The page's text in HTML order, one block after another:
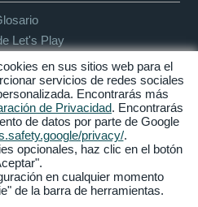
Let's Play
Soporte
Condiciones
generales de
contratación
Accesibilidad
Cookies
en sus sitios web para el
servicios de redes sociales
Encontrarás más
de Privacidad. Encontrarás
de datos por parte de Google
privacy/.
opcionales, haz clic en el botón
en cualquier momento
de la barra de herramientas.